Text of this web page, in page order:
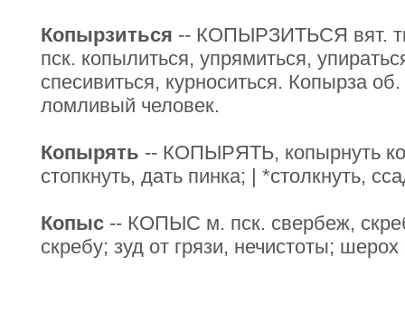
Копырзиться -- КОПЫРЗИТЬСЯ вят.
пск. копылиться, упрямиться,
спесивиться, курноситься. Копырза
ломливый человек.
Копырять -- КОПЫРЯТЬ, копырнуть
стопкнуть, дать пинка; | *столкнуть,
Копыс -- КОПЫС м. пск. свербеж,
скребу; зуд от грязи, нечистоты; шерох